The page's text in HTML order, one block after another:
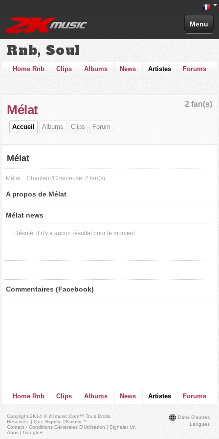
Menu
Rnb, Soul
Home Rnb Clips Albums News Artistes Forums
2 fan(s)
Mélat
Accueil Albums Clips Forum
Mélat
Mélat Chanteur/Chanteuse 2 fan(s)
A propos de Mélat
Mélat news
Désolé, il n'y a aucun résultat pour le moment
Commentaires (Facebook)
Home Rnb Clips Albums News Artistes Forums
Dans D'autres
Langues
Copyright 2K14 © 2Kmusic.com™Tous Droits
Réservés . |Que Signifie 2Kmusic ?
Contact - Conditions Générales D'Utilisation |Signaler Un
Abus |Google+